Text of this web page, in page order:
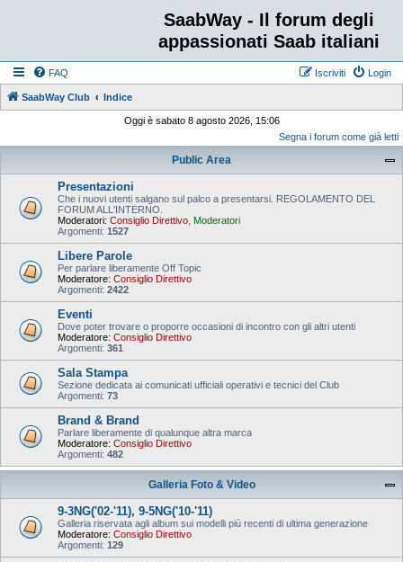
SaabWay - Il forum degli
appassionati Saab italiani
FAQ Login
Iscriviti
SaabWay Club Indice
Oggi è sabato 8 agosto 2026, 15:06
Segna i forum come già letti
Public Area
Presentazioni
Che i nuovi utenti salgano sul palco a presentarsi. REGOLAMENTO DEL
FORUM ALL'INTERNO.
Moderatori: Consiglio Direttivo Moderatori
Argomenti: 1527
Libere Parole
Per parlare liberamente Off Topic
Moderatore: Consiglio Direttivo
Argomenti: 2422
Eventi
Dove poter trovare o proporre occasioni di incontro con gli altri utenti
Moderatore: Consiglio Direttivo
Argomenti: 361
Sala Stampa
Sezione dedicata ai comunicati ufficiali operativi e tecnici del Club
Argomenti: 73
Brand & Brand
Parlare liberamente di qualunque altra marca
Moderatore: Consiglio Direttivo
Argomenti: 482
Galleria Foto & Video
9-3NG('02-'11), 9-5NG('10-'11)
Galleria riservata agli album sui modelli più recenti di ultima generazione
Moderatore: Consiglio Direttivo
Argomenti: 129